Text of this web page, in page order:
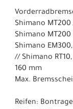
Shimano
Shimano MT200
Shimano
// Shimano
160 mm
Max.
Reifen: